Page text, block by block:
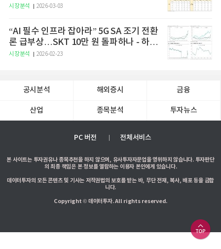
시장분석 2026-03-03
“AI 필수 인프라 잡아라” 5G SA 조기 전환
론 급부상…SKT 10만 원 돌파하나 - 하나
증권
시장분석 2026-02-23
공시분석 해외증시 금융
산업 종목분석 투자뉴스
PC 버전 전체서비스
본 사이트는 투자권유나 종목추천을 하지 않으며, 유사투자자문업을 영위하지 않습니다. 투자판단
의 최종 책임은 본 정보를 열람하는 이용자 본인에게 있습니다.
데이터투자의 모든 콘텐츠 및 기사는 저작권법의 보호를 받는 바, 무단 전재, 복사, 배포 등을 금합
니다.
Copyright © 데이터투자. All rights reserved.